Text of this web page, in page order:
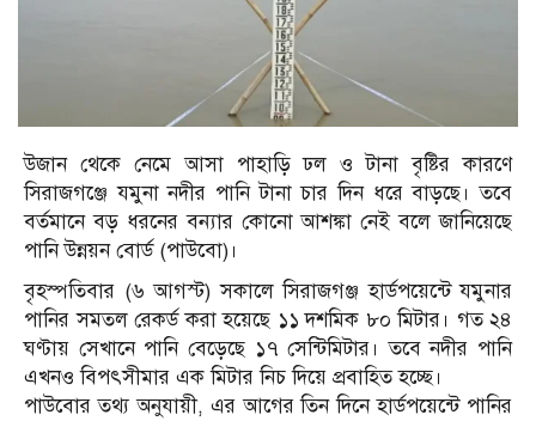
উজান থেকে নেমে আসা পাহাড়ি ঢল ও টানা বৃষ্টির কারণে
সিরাজগঞ্জে যমুনা নদীর পানি টানা চার দিন ধরে বাড়ছে। তবে
বর্তমানে বড় ধরনের বন্যার কোনো আশঙ্কা নেই বলে জানিয়েছে
পানি উন্নয়ন বোর্ড (পাউবো)।
বৃহস্পতিবার (৬ আগস্ট) সকালে সিরাজগঞ্জ হার্ডপয়েন্টে যমুনার
পানির সমতল রেকর্ড করা হয়েছে ১১ দশমিক ৮০ মিটার। গত ২৪
ঘণ্টায় সেখানে পানি বেড়েছে ১৭ সেন্টিমিটার। তবে নদীর পানি
এখনও বিপৎসীমার এক মিটার নিচ দিয়ে প্রবাহিত হচ্ছে।
পাউবোর তথ্য অনুযায়ী, এর আগের তিন দিনে হার্ডপয়েন্টে পানির